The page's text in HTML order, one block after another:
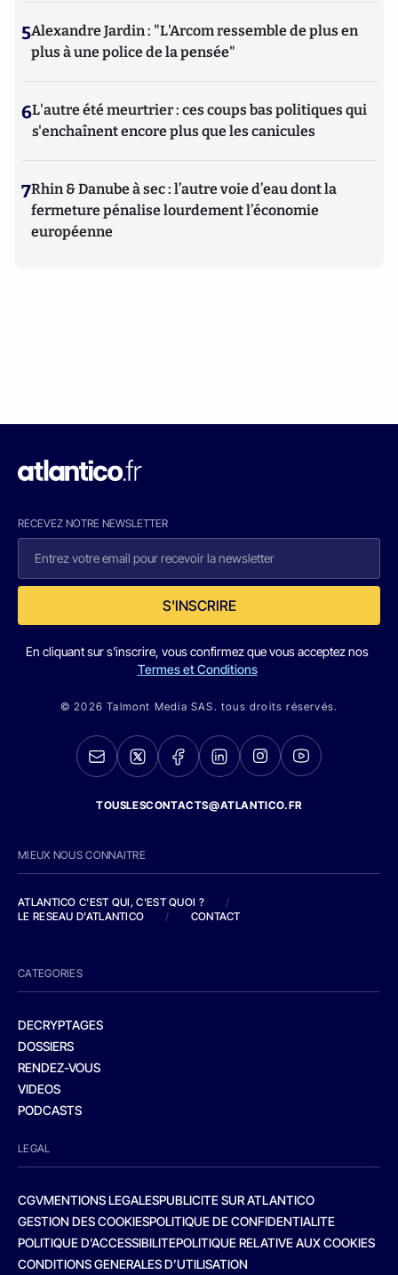
5Alexandre Jardin : "L'Arcom ressemble de plus en
plus à une police de la pensée"
6L'autre été meurtrier : ces coups bas politiques qui
s'enchaînent encore plus que les canicules
7Rhin & Danube à sec : l’autre voie d’eau dont la
fermeture pénalise lourdement l’économie
européenne
RECEVEZ NOTRE NEWSLETTER
S'INSCRIRE
En cliquant sur s'inscrire, vous confirmez que vous acceptez nos
Termes et Conditions
© 2026 Talmont Media SAS. tous droits réservés.
TOUSLESCONTACTS@ATLANTICO.FR
MIEUX NOUS CONNAITRE
ATLANTICO C'EST QUI, C'EST QUOI ?
/
LE RESEAU D'ATLANTICO
/ CONTACT
CATEGORIES
DECRYPTAGES
DOSSIERS
RENDEZ-VOUS
VIDEOS
PODCASTS
LEGAL
CGVMENTIONS LEGALESPUBLICITE SUR ATLANTICO
GESTION DES COOKIESPOLITIQUE DE CONFIDENTIALITE
POLITIQUE D’ACCESSIBILITEPOLITIQUE RELATIVE AUX COOKIES
CONDITIONS GENERALES D’UTILISATION